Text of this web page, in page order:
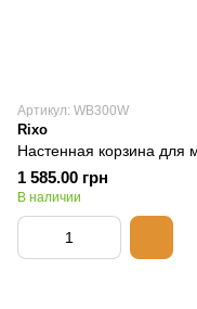
Артикул: WB300W
Rixo
Настенная корзина для
1 585.00 грн
В наличии